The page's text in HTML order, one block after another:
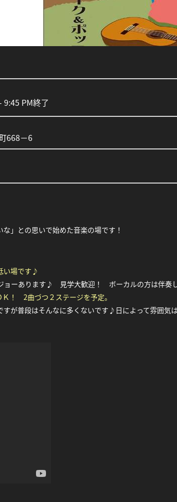
9:45 PM終了
668－6
」との思いで始めた音楽の場です！
い場です♪
ョーあります♪
見学大歓迎！ ボーカルの方は伴奏
！ 2曲づつ２ステージを予定。
すが普段はそんなに多くないです♪日によって雰囲気